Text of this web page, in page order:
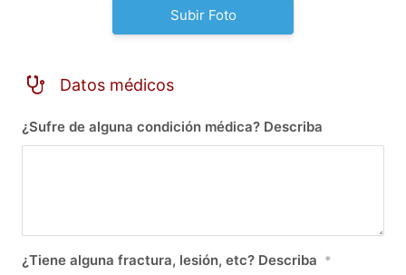
Subir Foto
Datos médicos
¿Sufre de alguna condición médica? Describa
¿Tiene alguna fractura, lesión, etc? Describa *